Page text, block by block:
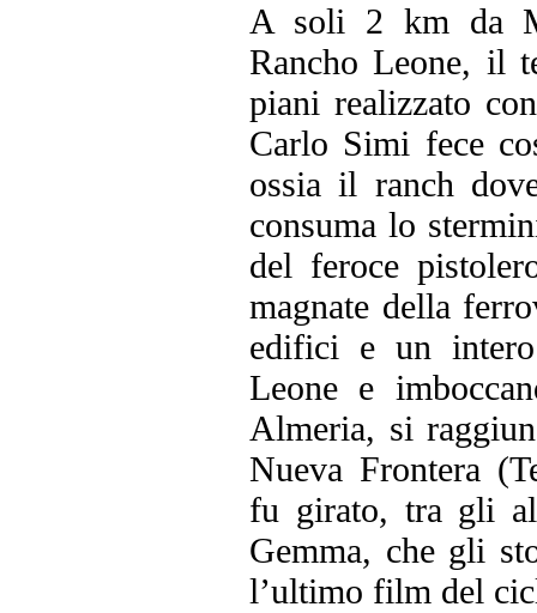
A soli 2 km da
Rancho Leone, il
piani realizzato
Carlo Simi fece
ossia il ranch
consuma lo
del feroce
magnate della
edifici e un
Leone e
Almeria, si
Nueva Frontera
fu girato, tra gli
Gemma, che gli
l’ultimo film del